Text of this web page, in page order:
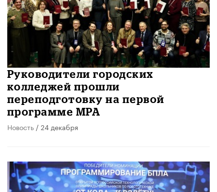
Руководители городских
колледжей прошли
переподготовку на первой
программе MPA
Новость / 24 декабря